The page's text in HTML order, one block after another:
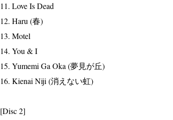
11. Love Is Dead
12. Haru (春)
13. Motel
14. You & I
15. Yumemi Ga Oka (夢見が丘)
16. Kienai Niji (消えない虹)
[Disc 2]